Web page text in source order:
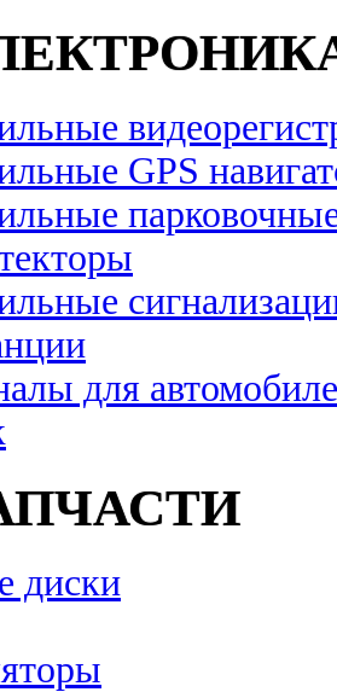
GPS
для
диски